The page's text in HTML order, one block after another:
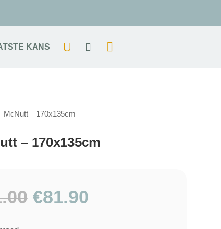
KANS
McNutt – 170x135cm
– 170x135cm
Oorspronkelijke
€81.90Huidige